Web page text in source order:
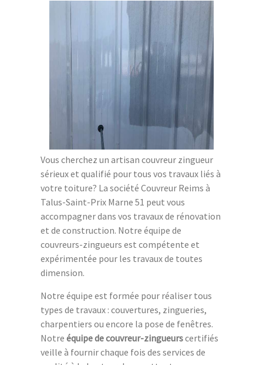
Vous cherchez un artisan couvreur zingueur
sérieux et qualifié pour tous vos travaux liés à
votre toiture? La société Couvreur Reims à
Talus-Saint-Prix Marne 51 peut vous
accompagner dans vos travaux de rénovation
et de construction. Notre équipe de
couvreurs-zingueurs est compétente et
expérimentée pour les travaux de toutes
dimension.
Notre équipe est formée pour réaliser tous
types de travaux : couvertures, zingueries,
charpentiers ou encore la pose de fenêtres.
Notre équipe de couvreur-zingueurscertifiés
veille à fournir chaque fois des services de